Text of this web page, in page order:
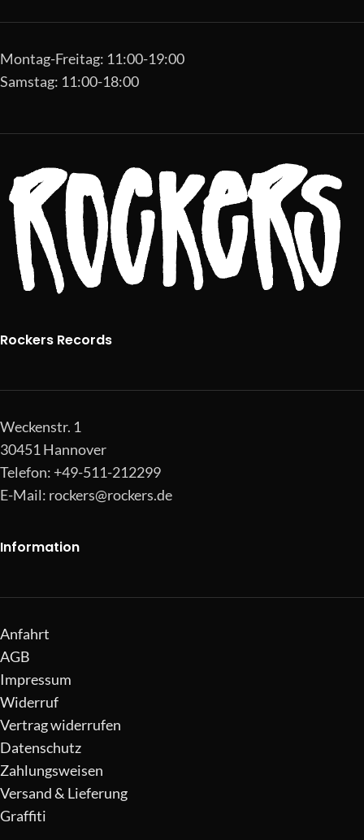
Montag-Freitag: 11:00-19:00
Samstag: 11:00-18:00
Rockers Records
Weckenstr. 1
30451 Hannover
Telefon: +49-511-212299
E-Mail: rockers@rockers.de
Information
Anfahrt
AGB
Impressum
Widerruf
Vertrag widerrufen
Datenschutz
Zahlungsweisen
Versand & Lieferung
Graffiti